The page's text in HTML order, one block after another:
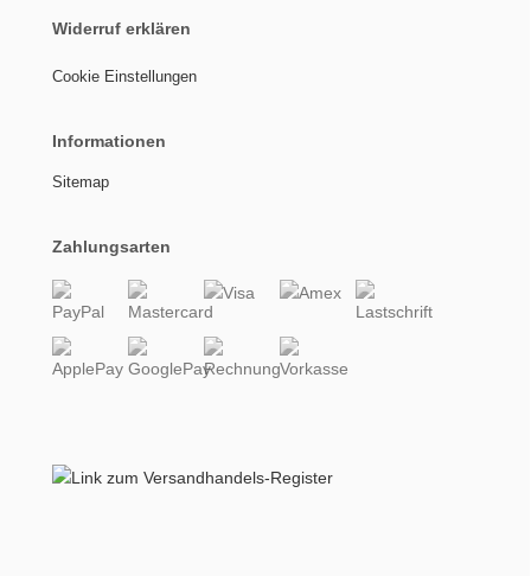
Widerruf erklären
Cookie Einstellungen
Informationen
Sitemap
Zahlungsarten